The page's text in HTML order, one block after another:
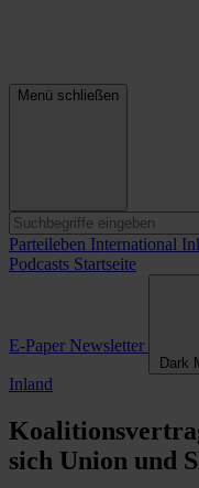
Menü schließen
Parteileben International
Podcasts Startseite
E-Paper Newsletter
Dark
Inland
sich Union und